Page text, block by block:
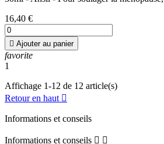
16,40 €
 Ajouter au panier
favorite
1
Affichage 1-12 de 12 article(s)
Retour en haut 
Informations et conseils
Informations et conseils  